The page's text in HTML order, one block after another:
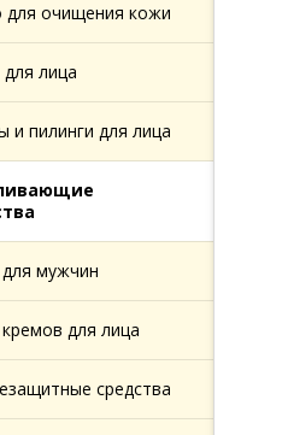
для очищения кожи
лица
и пилинги для лица
мужчин
для лица
средства